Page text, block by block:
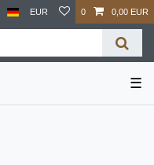
EUR 0 0,00 EUR
☰